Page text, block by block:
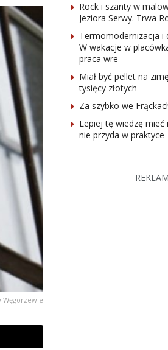
Węgorzewie
Rock i szanty w
Jeziora Serwy. Trwa
Termomodernizacja i
W wakacje w
praca wre
Miał być pellet na
tysięcy złotych
Za szybko we
Lepiej tę wiedzę mieć
nie przyda w praktyce